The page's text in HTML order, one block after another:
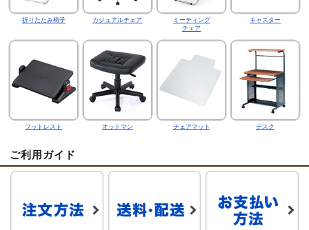
折りたたみ椅子 カジュアルチェア
ミーティング
チェア
キャスター
フットレスト オットマン チェアマット デスク
ご利用ガイド